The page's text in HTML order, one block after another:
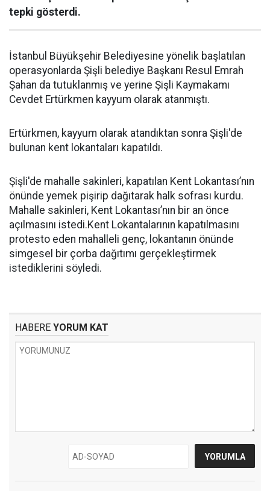
tepki gösterdi.
İstanbul Büyükşehir Belediyesine yönelik başlatılan
operasyonlarda Şişli belediye Başkanı Resul Emrah
Şahan da tutuklanmış ve yerine Şişli Kaymakamı
Cevdet Ertürkmen kayyum olarak atanmıştı.
Ertürkmen, kayyum olarak atandıktan sonra Şişli'de
bulunan kent lokantaları kapatıldı.
Şişli'de mahalle sakinleri, kapatılan Kent Lokantası’nın
önünde yemek pişirip dağıtarak halk sofrası kurdu.
Mahalle sakinleri, Kent Lokantası’nın bir an önce
açılmasını istedi.Kent Lokantalarının kapatılmasını
protesto eden mahalleli genç, lokantanın önünde
simgesel bir çorba dağıtımı gerçekleştirmek
istediklerini söyledi.
HABERE YORUM KAT